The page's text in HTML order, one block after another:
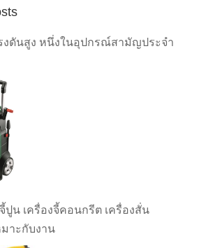
งดันสูง หนึ่งในอุปกรณ์สามัญประจำ
ปูน เครื่องจี้คอนกรีต เครื่องสั่น
าะกับงาน